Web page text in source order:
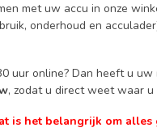
met uw accu in onze
onderhoud en
uur online? Dan heeft u
, zodat u direct weet waar u
is het belangrijk om